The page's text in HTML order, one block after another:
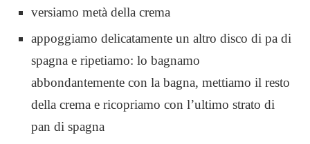
versiamo metà della crema
appoggiamo delicatamente un altro disco di pa di
spagna e ripetiamo: lo bagnamo
abbondantemente con la bagna, mettiamo il resto
della crema e ricopriamo con l’ultimo strato di
pan di spagna